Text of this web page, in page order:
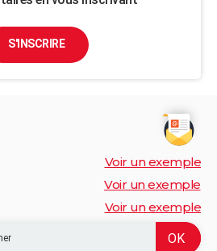
S'INSCRIRE
Voir un exemple
Voir un exemple
Voir un exemple